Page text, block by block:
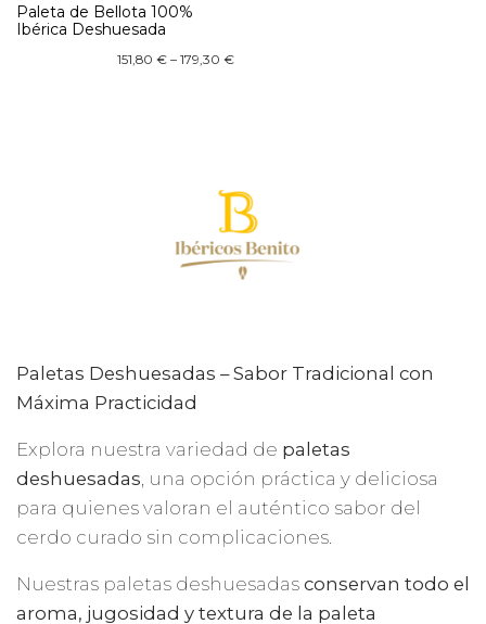
Paleta de Bellota 100%
Ibérica Deshuesada
151,80 €– 179,30 €
Paletas Deshuesadas – Sabor Tradicional con
Máxima Practicidad
Explora nuestra variedad de paletas
deshuesadas, una opción práctica y deliciosa
para quienes valoran el auténtico sabor del
cerdo curado sin complicaciones.
Nuestras paletas deshuesadas conservan todo el
aroma, jugosidad y textura de la paleta